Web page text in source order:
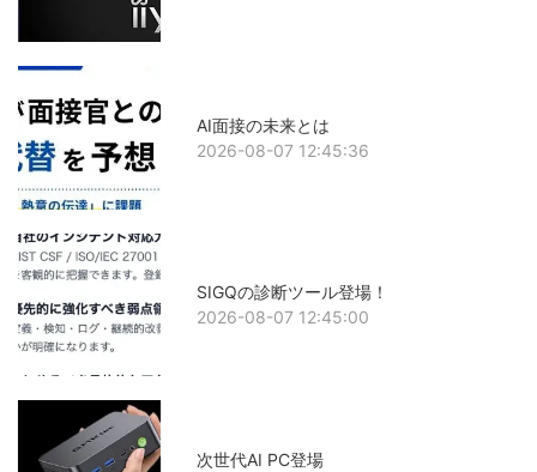
AI面接の未来とは
2026-08-07 12:45:36
SIGQの診断ツール登場！
2026-08-07 12:45:00
次世代AI PC登場